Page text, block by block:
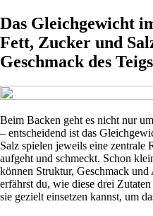
Das Gleichgewicht
Fett, Zucker und
Geschmack des Teigs
Beim Backen geht es nicht nur
– entscheidend ist das
Salz spielen jeweils eine zentrale
aufgeht und schmeckt. Schon
können Struktur, Geschmack
erfährst du, wie diese drei
sie gezielt einsetzen kannst, um